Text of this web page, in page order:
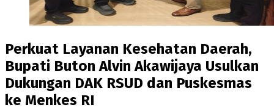
Perkuat Layanan Kesehatan Daerah,
Bupati Buton Alvin Akawijaya Usulkan
Dukungan DAK RSUD dan Puskesmas
ke Menkes RI